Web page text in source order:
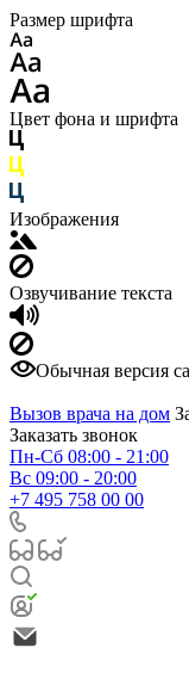
Размер шрифта
Цвет фона и шрифта
Изображения
Озвучивание текста
Обычная версия
Вызов врача на дом
Заказать звонок
Пн-Сб 08:00 - 21:00
Вс 09:00 - 20:00
+7 495 758 00 00